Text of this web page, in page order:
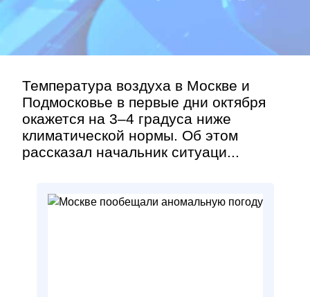
Температура воздуха в Москве и
Подмосковье в первые дни октября
окажется на 3–4 градуса ниже
климатической нормы. Об этом
рассказал начальник ситуаци...
Рубрики»
Правила»
Контакт »